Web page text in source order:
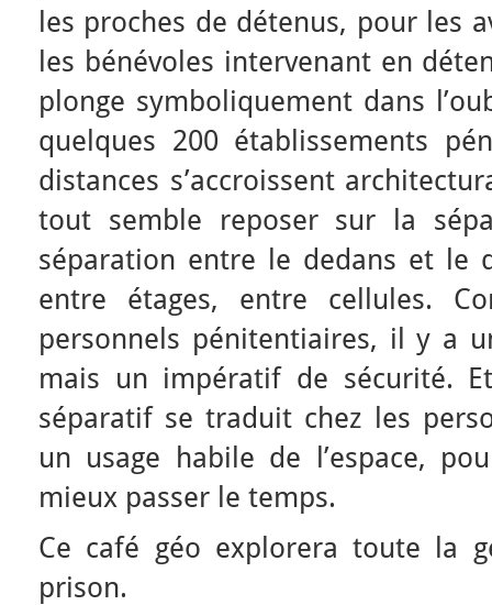
les proches de détenus, pour les
les bénévoles intervenant en
plonge symboliquement dans
quelques 200 établissements
distances s’accroissent
tout semble reposer sur la
séparation entre le dedans et le
entre étages, entre cellules.
personnels pénitentiaires, il y a
mais un impératif de sécurité.
séparatif se traduit chez les
un usage habile de l’espace,
mieux passer le temps.
Ce café géo explorera toute la
prison.